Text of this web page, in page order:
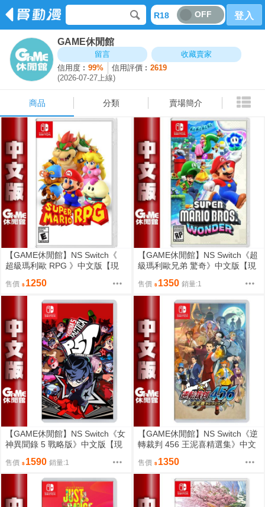
R18 OFF 登入
GAME休閒館
留言
收藏賣家
信用度︰99% 信用評價︰2619
(2026-07-27上線)
商品 分類 賣場簡介
【GAME休閒館】NS Switch《
超級瑪利歐 RPG 》中文版【現
售價 1250
【GAME休閒館】NS Switch《超
級瑪利歐兄弟 驚奇》中文版【現
售價 1350 銷量:1
【GAME休閒館】NS Switch《女
神異聞錄 5 戰略版》中文版【現
售價 1590 銷量:1
【GAME休閒館】NS Switch《逆
轉裁判 456 王泥喜精選集》中文
售價 1350
商品 分類